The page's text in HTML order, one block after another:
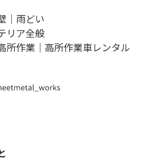
｜雨どい
リア全般
所作業｜高所作業車レンタル